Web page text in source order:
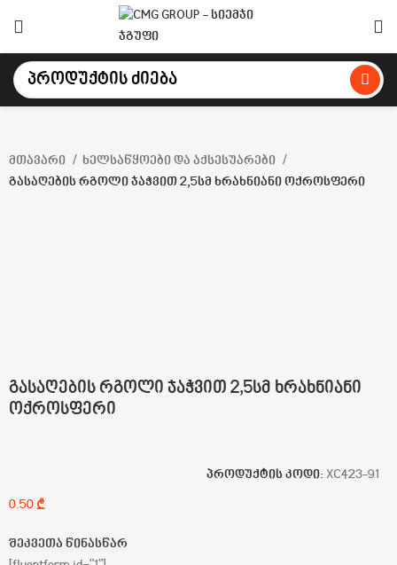
მთავარი
ხელსაწყოები და აქსესუარები
გასაღების რგოლი ჯაჭვით 2,5სმ ხრახნიანი ოქროსფერი
გასაღების რგოლი ჯაჭვით 2,5სმ ხრახნიანი
ოქროსფერი
პროდუქტის კოდი: XC423-91
₾
შეკვეთა წინასწარ